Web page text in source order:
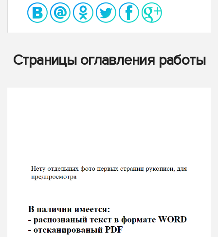
Страницы оглавления работы